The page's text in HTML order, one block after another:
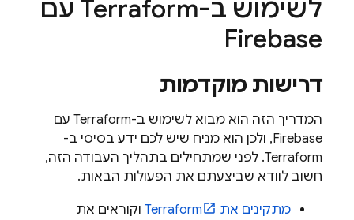
לשימוש ב-Terraform עם
Firebase
דרישות מוקדמות
המדריך הזה הוא מבוא לשימוש ב-Terraform עם
Firebase, ולכן הוא מניח שיש לכם ידע בסיסי ב-
Terraform. לפני שמתחילים בתהליך העבודה הזה,
חשוב לוודא שביצעתם את הפעולות הבאות.
מתקינים את Terraform
וקוראים את